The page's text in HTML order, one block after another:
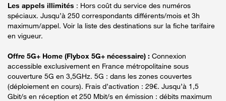
Les appels illimités : Hors coût du service des numéros
spéciaux. Jusqu’à 250 correspondants différents/mois et 3h
maximum/appel. Voir la liste des destinations sur la fiche tarifaire
en vigueur.
Offre 5G+ Home (Flybox 5G+ nécessaire) : Connexion
accessible exclusivement en France métropolitaine sous
couverture 5G en 3,5GHz. 5G : dans les zones couvertes
(déploiement en cours). Frais d’activation : 29€. Jusqu’à 1,5
Gbit/s en réception et 250 Mbit/s en émission : débits maximum